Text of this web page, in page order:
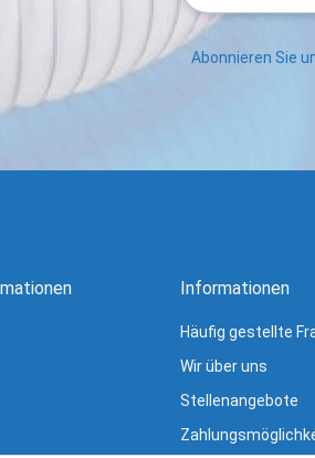
Abonnieren Sie
Informationen
Häufig gestellte
Wir über uns
Stellenangebote